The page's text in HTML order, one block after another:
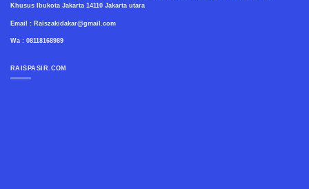
Khusus Ibukota Jakarta 14110 Jakarta utara
Email : Raiszakidakar@gmail.com
Wa : 08118168989
RAISPASIR.COM